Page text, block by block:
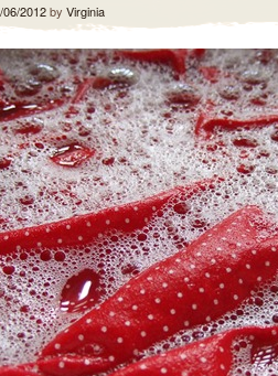
06/2012by Virginia